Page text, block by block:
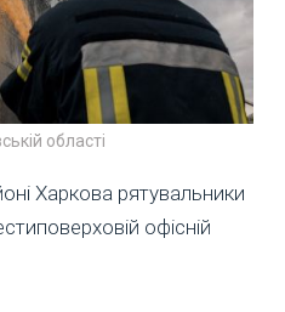
області
Харкова рятувальники
офісній